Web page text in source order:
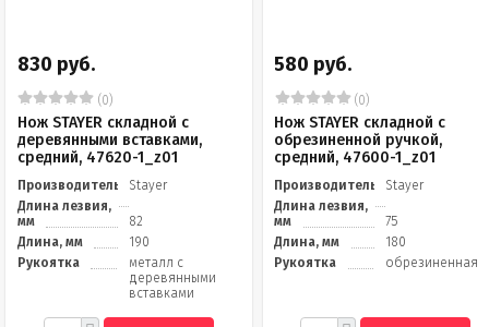
830 руб.
(0)
Нож STAYER складной с
деревянными вставками,
средний, 47620-1_z01
Производитель
Stayer
Длина лезвия,
мм
82
Длина, мм
190
Рукоятка
металл с
деревянными
вставками
580 руб.
(0)
Нож STAYER складной с
обрезиненной ручкой,
средний, 47600-1_z01
Производитель
Stayer
Длина лезвия,
мм
75
Длина, мм
180
Рукоятка
обрезиненная